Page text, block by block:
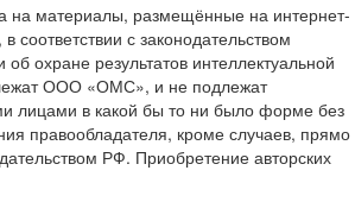
на материалы, размещённые на интернет-
соответствии с законодательством
охране результатов интеллектуальной
ООО «ОМС», и не подлежат
лицами в какой бы то ни было форме без
правообладателя, кроме случаев, прямо
РФ. Приобретение авторских